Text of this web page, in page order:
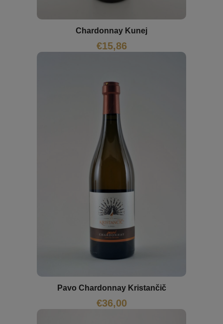
Chardonnay Kunej
€15,86
Pavo Chardonnay Kristančič
€36,00